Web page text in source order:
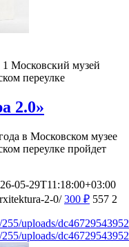
Московский музей
переулке
2.0»
в Московском музее
переулке пройдет
05-29T11:18:00+03:00
2-0/ 300 ₽ 557 2
uploads/
uploads/